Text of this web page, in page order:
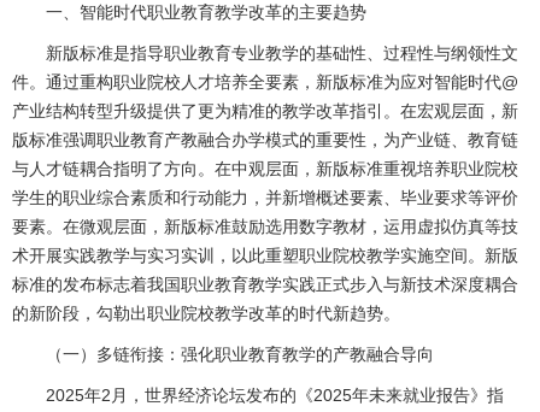
一、智能时代职业教育教学改革的主要趋势
新版标准是指导职业教育专业教学的基础性、过程性与纲领性文
件。通过重构职业院校人才培养全要素，新版标准为应对智能时代@
产业结构转型升级提供了更为精准的教学改革指引。在宏观层面，新
版标准强调职业教育产教融合办学模式的重要性，为产业链、教育链
与人才链耦合指明了方向。在中观层面，新版标准重视培养职业院校
学生的职业综合素质和行动能力，并新增概述要素、毕业要求等评价
要素。在微观层面，新版标准鼓励选用数字教材，运用虚拟仿真等技
术开展实践教学与实习实训，以此重塑职业院校教学实施空间。新版
标准的发布标志着我国职业教育教学实践正式步入与新技术深度耦合
的新阶段，勾勒出职业院校教学改革的时代新趋势。
（一）多链衔接：强化职业教育教学的产教融合导向
2025年2月，世界经济论坛发布的《2025年未来就业报告》指